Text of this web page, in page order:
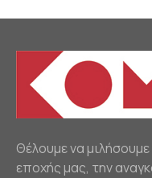
Θέλουμε να
εποχής μας, την